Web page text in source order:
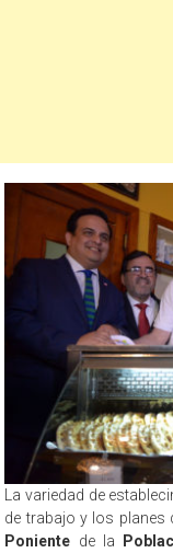
La variedad de
de trabajo y los planes
Poniente de la